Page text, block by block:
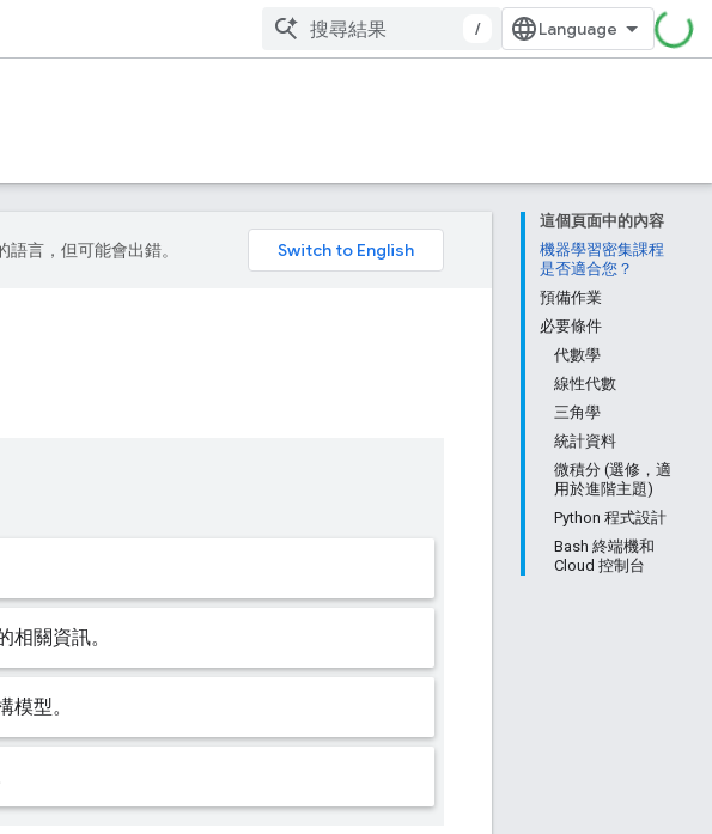
/
這個頁面中的內容
機器學習密集課程
是否適合您？
預備作業
必要條件
代數學
線性代數
三角學
統計資料
微積分 (選修，適
用於進階主題)
Python 程式設計
Bash 終端機和
Cloud 控制台
言，但可能會出錯。
關資訊。
型。